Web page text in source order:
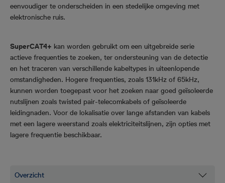
eenvoudiger te onderscheiden in een stedelijke omgeving met
elektronische ruis.
SuperCAT4+ kan worden gebruikt om een uitgebreide serie
actieve frequenties te zoeken, ter ondersteuning van de detectie
en het traceren van verschillende kabeltypes in uiteenlopende
omstandigheden. Hogere frequenties, zoals 131kHz of 65kHz,
kunnen worden toegepast voor het zoeken naar goed geïsoleerde
nutslijnen zoals twisted pair-telecomkabels of geïsoleerde
leidingnaden. Voor de lokalisatie over lange afstanden van kabels
met een lagere weerstand zoals elektriciteitslijnen, zijn opties met
lagere frequentie beschikbaar.